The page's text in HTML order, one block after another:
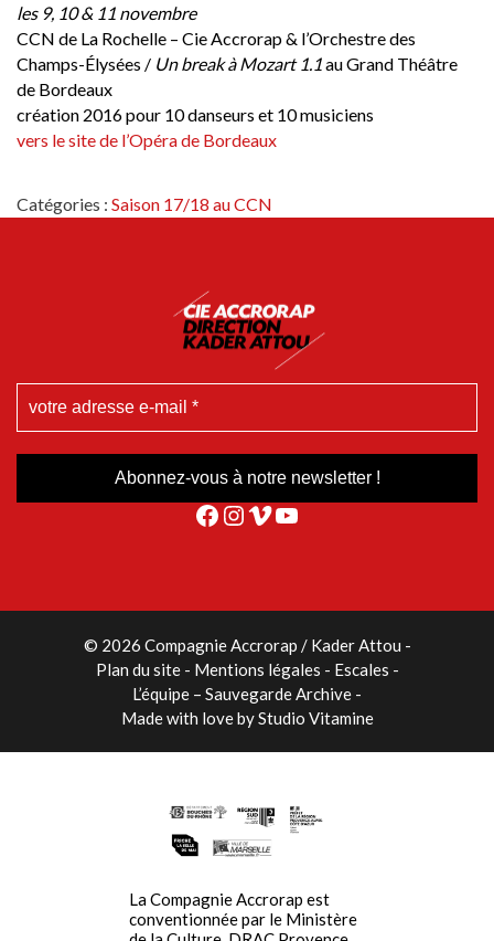
les 9, 10 & 11 novembre
CCN de La Rochelle – Cie Accrorap & l’Orchestre des
Champs-Élysées / Un break à Mozart 1.1au Grand Théâtre
de Bordeaux
création 2016 pour 10 danseurs et 10 musiciens
vers le site de l’Opéra de Bordeaux
Catégories : Saison 17/18 au CCN
Facebook
Instagram
Vimeo
YouTube
© 2026 Compagnie Accrorap / Kader Attou -
Plan du site
Mentions légales
Escales
L’équipe – Sauvegarde Archive
Made with love byStudio Vitamine
La Compagnie Accrorap est
conventionnée par le Ministère